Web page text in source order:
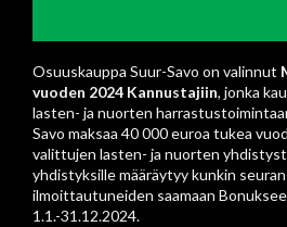
Osuuskauppa Suur-Savo on valinnut
vuoden 2024 Kannustajiin, jonka
lasten- ja nuorten
Savo maksaa 40 000 euroa tukea
valittujen lasten- ja nuorten
yhdistyksille määräytyy kunkin
ilmoittautuneiden saamaan
1.1.-31.12.2024.